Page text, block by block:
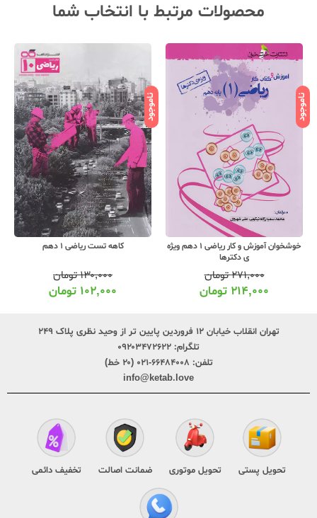
محصولات مرتبط با انتخاب شما
ناموجود
خوشخوان آموزش و کار ریاضی 1 دهم ویژه
ی دکترها
۲۷۱,۰۰۰تومان
۲۱۴,۰۰۰تومان
ناموجود
کاهه تست ریاضی 1 دهم
۱۳۰,۰۰۰تومان
۱۰۲,۰۰۰تومان
تهران انقلاب خیابان ۱۲ فروردین پایین تر از وحید نظری پلاک ۲۴۹
تلگرام: ۰۹۲۰۳۴۷۲۶۲۲
تلفن: ۶۶۴۸۴۰۰۸-۰۲۱ (۲۰ خط)
info@ketab.love
تحویل پستی تحویل موتوری ضمانت اصالت تخفیف دائمی